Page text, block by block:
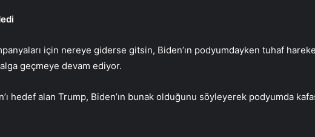
için nereye giderse gitsin, Biden’ın podyumdayken tuhaf
geçmeye devam ediyor.
hedef alan Trump, Biden’ın bunak olduğunu söyleyerek podyumda